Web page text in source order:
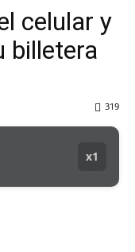
celular y
billetera
319
x1